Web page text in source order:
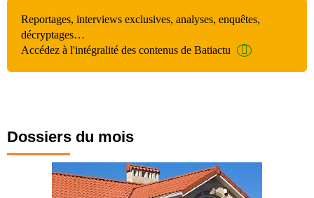
Reportages, interviews exclusives, analyses, enquêtes,
décryptages…
Accédez à l'intégralité des contenus de Batiactu
Dossiers du mois